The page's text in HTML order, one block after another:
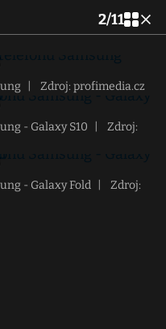
2/11
Zdroj: profimedia.cz
- Galaxy S10
Zdroj:
- Galaxy Fold
Zdroj: